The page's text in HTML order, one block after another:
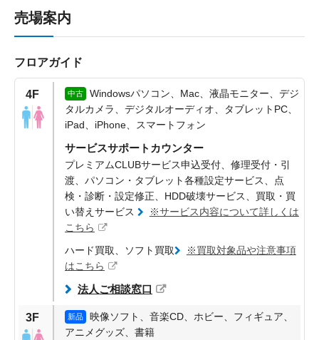
売場案内
フロアガイド
4F 中古
Windowsパソコン、Mac、液晶モニター、デジ
タルカメラ、デジタルオーディオ、タブレットPC、
iPad、iPhone、スマートフォン
サービスサポートカウンター
プレミアムCLUBサービス申込受付、修理受付・引
渡、パソコン・タブレット各種設定サービス、点
検・診断・設定修正、HDD破壊サービス、買取・買
い替えサービス
※サービス内容について詳しくは
こちら
ハード買取、ソフト買取
※買取対象品や注意事項
はこちら
法人ご相談窓口
3F 新品
映像ソフト、音楽CD、ホビー、フィギュア、
アニメグッズ、書籍